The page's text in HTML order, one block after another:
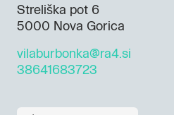
Streliška pot 6
5000 Nova Gorica
vilaburbonka@ra4.si
38641683723